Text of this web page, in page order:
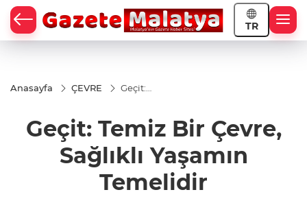
TR
Anasayfa ÇEVRE
Geçit:
Sağlıklı
Yaşamın
Geçit: Temiz Bir Çevre,
Sağlıklı Yaşamın
Temelidir